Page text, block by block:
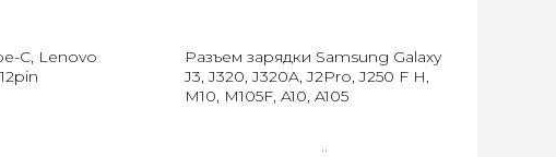
C, Lenovo
Разъем зарядки Samsung Galaxy
J3, J320, J320A, J2Pro, J250 F H,
M10, M105F, A10, A105
..